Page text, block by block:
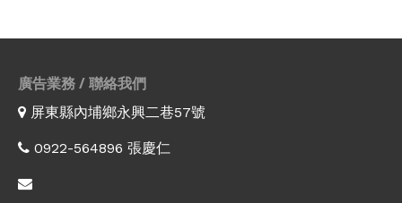
廣告業務 / 聯絡我們
屏東縣內埔鄉永興二巷57號
0922-564896 張慶仁